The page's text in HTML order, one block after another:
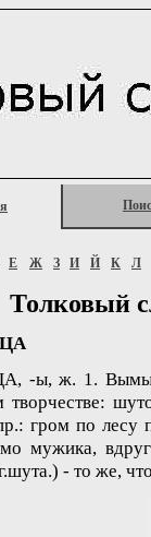
Е Ж З И Й К Л
Толковый
-ы, ж. 1.
творчестве:
гром по лесу
мужика,
- то же,